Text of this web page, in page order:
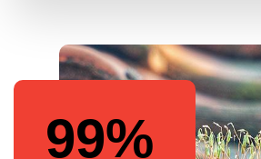
99%